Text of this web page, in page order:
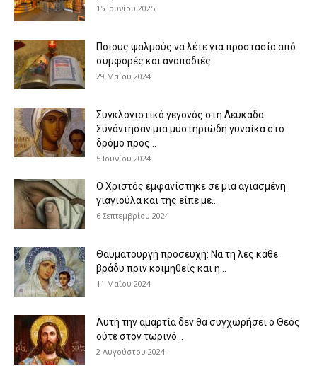
15 Ιουνίου 2025
Ποιους ψαλμούς να λέτε για προστασία από
συμφορές και αναποδιές
29 Μαΐου 2024
Συγκλονιστικό γεγονός στη Λευκάδα:
Συνάντησαν μια μυστηριώδη γυναίκα στο
δρόμο προς...
5 Ιουνίου 2024
Ο Χριστός εμφανίστηκε σε μια αγιασμένη
γιαγιούλα και της είπε με...
6 Σεπτεμβρίου 2024
Θαυματουργή προσευχή: Να τη λες κάθε
βράδυ πριν κοιμηθείς και η...
11 Μαΐου 2024
Αυτή την αμαρτία δεν θα συγχωρήσει ο Θεός
ούτε στον τωρινό...
2 Αυγούστου 2024